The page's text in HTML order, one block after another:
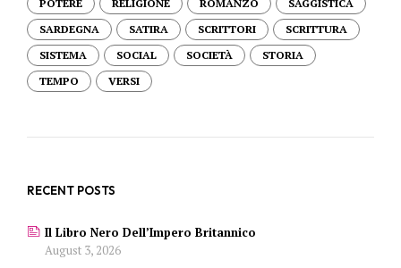
POTERE
RELIGIONE ROMANZO
SAGGISTICA
SARDEGNA
SATIRA SCRITTORI
SCRITTURA
SISTEMA
SOCIAL SOCIETÀ
STORIA
TEMPO
VERSI
RECENT POSTS
Il Libro Nero Dell’Impero Britannico
August 3, 2026